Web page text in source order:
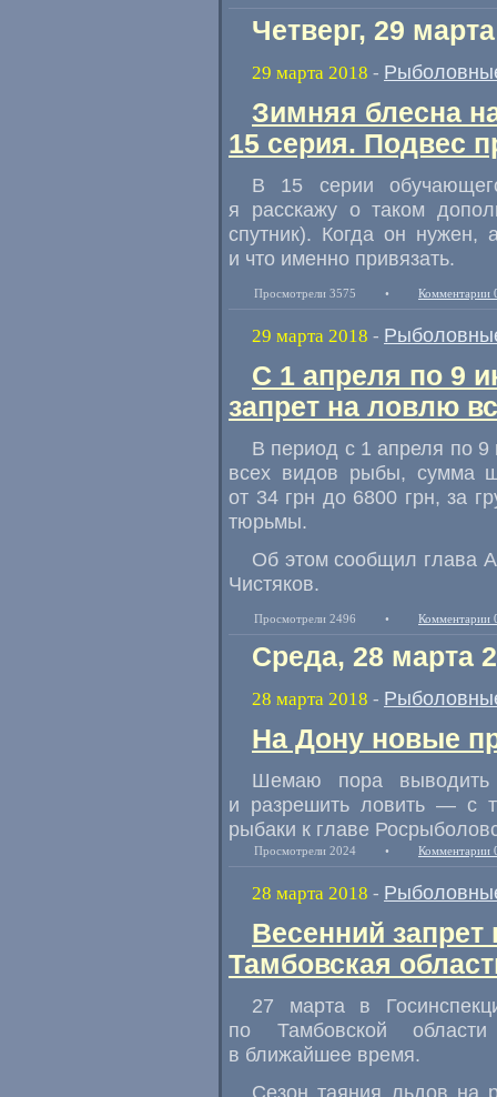
Четверг, 29
29 марта 2018 -
Зимняя блесна
15 серия. Подвес
В 15 серии
я расскажу о таком
спутник). Когда он нужен,
и что именно привязать.
Просмотрели 3575 • Комментарии
29 марта 2018 -
С 1 апреля по 9
запрет на ловлю
В период с 1 апреля по
всех видов рыбы, сумма
от 34 грн до 6800 грн, за
тюрьмы.
Об этом сообщил глава
Чистяков.
Просмотрели 2496 • Комментарии
Среда, 28 марта
28 марта 2018 -
На Дону новые
Шемаю пора выводить
и разрешить ловить — с
рыбаки к главе
Просмотрели 2024 • Комментарии
28 марта 2018 -
Весенний
Тамбовская
27 марта в
по Тамбовской области
в ближайшее время.
Сезон таяния льдов на